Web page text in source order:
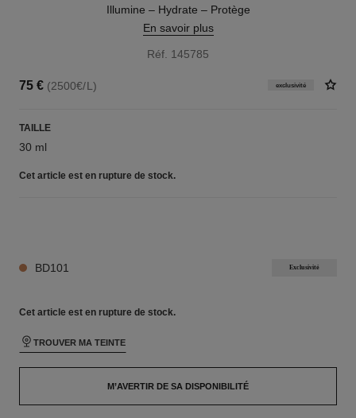
Illumine – Hydrate – Protège
En savoir plus
Réf. 145785
75 € (2500€/L) exclusivité
TAILLE
30 ml
Cet article est en rupture de stock.
BD101 Exclusivité
Cet article est en rupture de stock.
TROUVER MA TEINTE
M’AVERTIR DE SA DISPONIBILITÉ